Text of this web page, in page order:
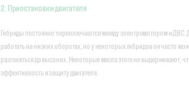
2. Приостановки двигателя
Гибриды постоянно переключаются между электромотором и ДВС.
работать на низких оборотах, но у некоторых гибридов он часто
разгоняться до высоких. Некоторые масла этого не выдерживают,
эффективность и защиту двигателя.